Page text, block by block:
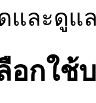
และดูแ
อกใช้